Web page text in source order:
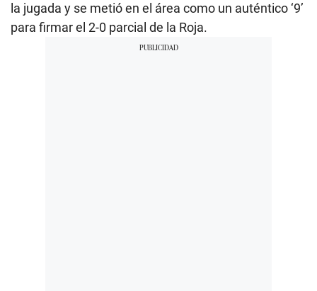
la jugada y se metió en el área como un auténtico ‘9’
para firmar el 2-0 parcial de la Roja.